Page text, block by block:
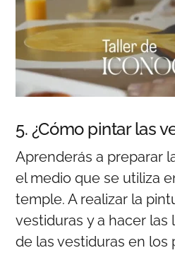
5. ¿Cómo pintar las
Aprenderás a preparar
el medio que se utiliza
temple. A realizar la
vestiduras y a hacer las
de las vestiduras en los